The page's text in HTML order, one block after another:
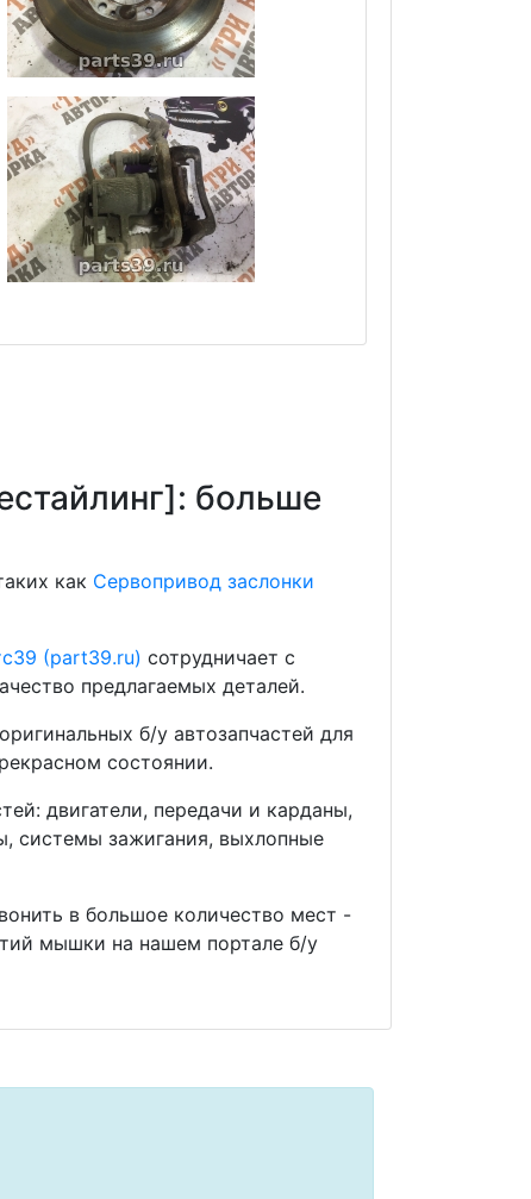
больше
как Сервопривод заслонки
(part39.ru) сотрудничает с
предлагаемых деталей.
б/у автозапчастей для
состоянии.
двигатели, передачи и карданы,
системы зажигания, выхлопные
в большое количество мест -
мышки на нашем портале б/у